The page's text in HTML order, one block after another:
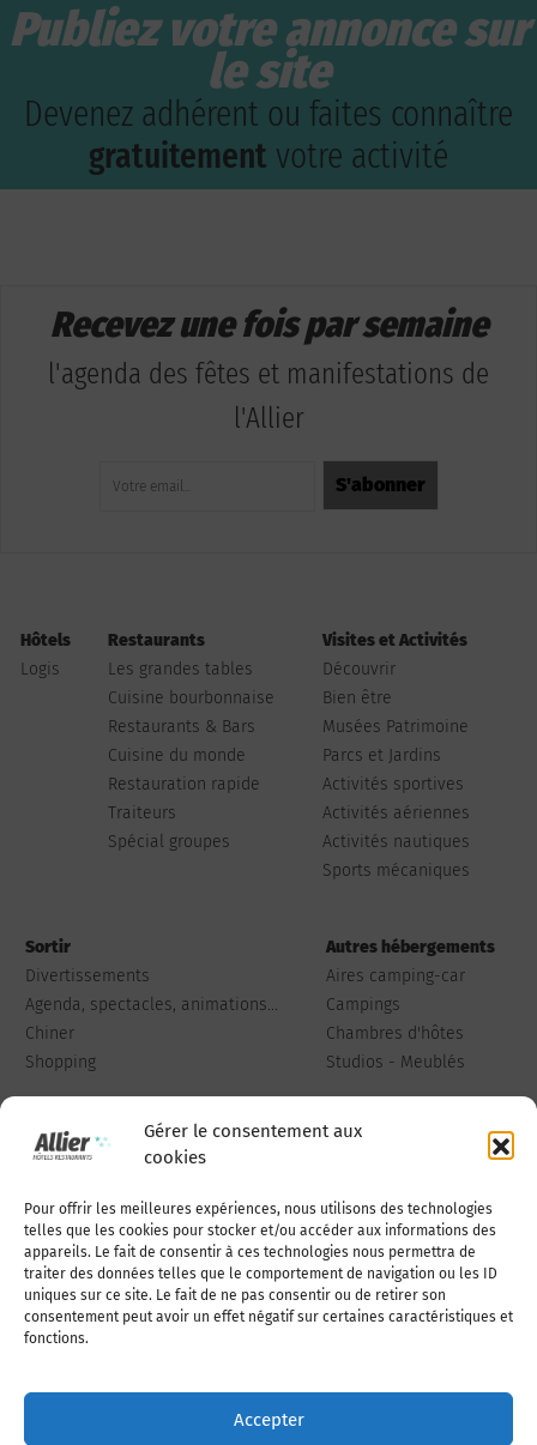
Gérer le consentement aux
cookies
Pour offrir les meilleures expériences, nous utilisons des technologies
telles que les cookies pour stocker et/ou accéder aux informations des
appareils. Le fait de consentir à ces technologies nous permettra de
traiter des données telles que le comportement de navigation ou les ID
uniques sur ce site. Le fait de ne pas consentir ou de retirer son
consentement peut avoir un effet négatif sur certaines caractéristiques et
fonctions.
Accepter
Publiez votre annonce sur
le site
Devenez adhérent ou faites connaître
gratuitement votre activité
Recevez une fois par semaine
l'agenda des fêtes et manifestations de
l'Allier
Hôtels
Logis
Restaurants
Les grandes tables
Cuisine bourbonnaise
Restaurants & Bars
Cuisine du monde
Restauration rapide
Traiteurs
Spécial groupes
Visites et Activités
Découvrir
Bien être
Musées Patrimoine
Parcs et Jardins
Activités sportives
Activités aériennes
Activités nautiques
Sports mécaniques
Sortir
Divertissements
Agenda, spectacles, animations...
Chiner
Shopping
Autres hébergements
Aires camping-car
Campings
Chambres d'hôtes
Studios - Meublés
Qui sommes-nous Publiez votre annonce
Adhérer à l’association Nous contacter